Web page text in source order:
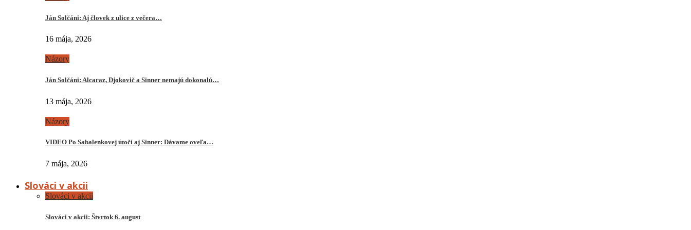
Ján Solčáni: Aj človek z ulice z večera…
16 mája, 2026
Názory
Ján Solčáni: Alcaraz, Djokovič a Sinner nemajú dokonalú…
13 mája, 2026
Názory
VIDEO Po Sabalenkovej útočí aj Sinner: Dávame oveľa…
7 mája, 2026
Slováci v akcii
Slováci v akcii
Slováci v akcii: Štvrtok 6. august